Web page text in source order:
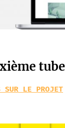
SUR LE PROJET